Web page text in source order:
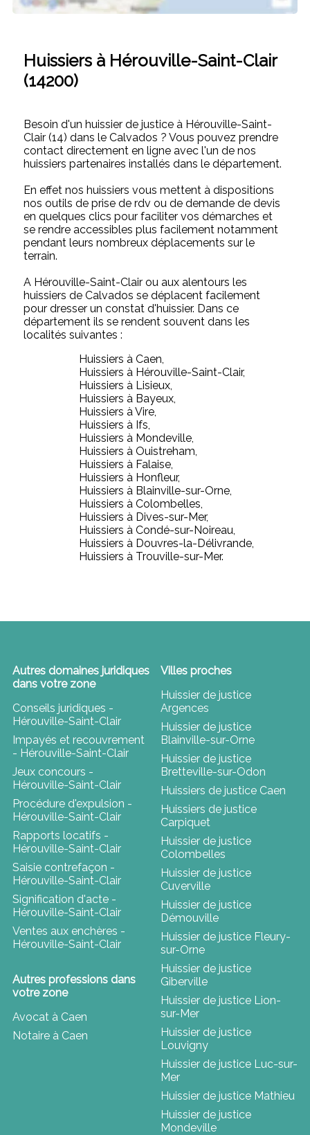
Huissiers à Hérouville-Saint-Clair
(14200)
Besoin d'un huissier de justice à Hérouville-Saint-
Clair (14) dans le Calvados ? Vous pouvez prendre
contact directement en ligne avec l'un de nos
huissiers partenaires installés dans le département.
En effet nos huissiers vous mettent à dispositions
nos outils de prise de rdv ou de demande de devis
en quelques clics pour faciliter vos démarches et
se rendre accessibles plus facilement notamment
pendant leurs nombreux déplacements sur le
terrain.
A Hérouville-Saint-Clair ou aux alentours les
huissiers de Calvados se déplacent facilement
pour dresser un constat d'huissier. Dans ce
département ils se rendent souvent dans les
localités suivantes :
Huissiers à Caen,
Huissiers à Hérouville-Saint-Clair,
Huissiers à Lisieux,
Huissiers à Bayeux,
Huissiers à Vire,
Huissiers à Ifs,
Huissiers à Mondeville,
Huissiers à Ouistreham,
Huissiers à Falaise,
Huissiers à Honfleur,
Huissiers à Blainville-sur-Orne,
Huissiers à Colombelles,
Huissiers à Dives-sur-Mer,
Huissiers à Condé-sur-Noireau,
Huissiers à Douvres-la-Délivrande,
Huissiers à Trouville-sur-Mer.
Autres domaines juridiques
dans votre zone
Conseils juridiques -
Hérouville-Saint-Clair
Impayés et recouvrement
- Hérouville-Saint-Clair
Jeux concours -
Hérouville-Saint-Clair
Procédure d'expulsion -
Hérouville-Saint-Clair
Rapports locatifs -
Hérouville-Saint-Clair
Saisie contrefaçon -
Hérouville-Saint-Clair
Signification d'acte -
Hérouville-Saint-Clair
Ventes aux enchères -
Hérouville-Saint-Clair
Autres professions dans
votre zone
Avocat à Caen
Notaire à Caen
Villes proches
Huissier de justice
Argences
Huissier de justice
Blainville-sur-Orne
Huissier de justice
Bretteville-sur-Odon
Huissiers de justice Caen
Huissiers de justice
Carpiquet
Huissier de justice
Colombelles
Huissier de justice
Cuverville
Huissier de justice
Démouville
Huissier de justice Fleury-
sur-Orne
Huissier de justice
Giberville
Huissier de justice Lion-
sur-Mer
Huissier de justice
Louvigny
Huissier de justice Luc-sur-
Mer
Huissier de justice Mathieu
Huissier de justice
Mondeville